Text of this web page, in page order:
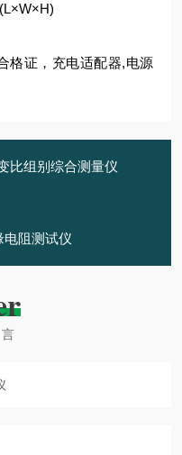
格证，充电适配器,电源
比组别综合测量仪
电阻测试仪